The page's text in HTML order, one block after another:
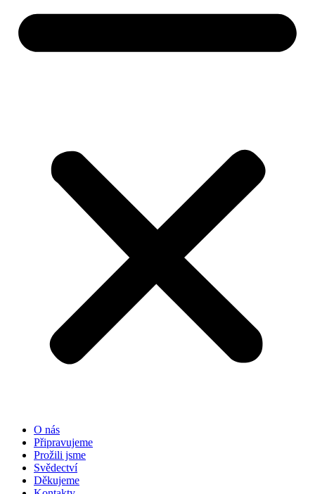
O nás
Připravujeme
Prožili jsme
Svědectví
Děkujeme